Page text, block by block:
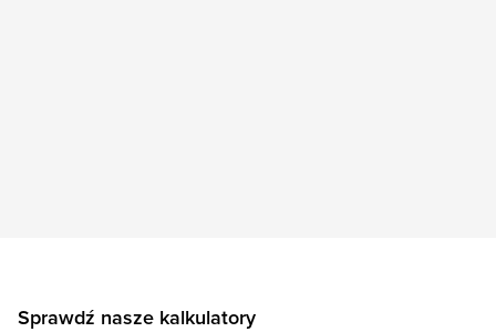
Sprawdź nasze kalkulatory